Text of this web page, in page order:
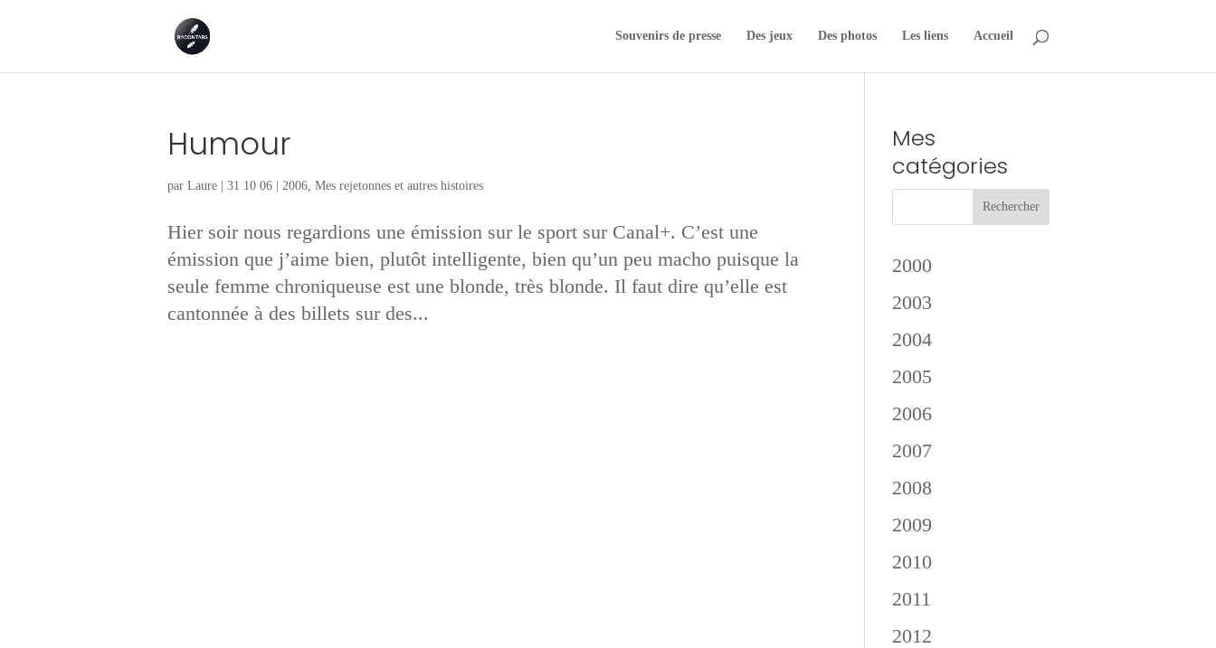
Souvenirs de presse Des jeux Des photos Les liens Accueil
Humour
par Laure| 31 10 06| 2006, Mes rejetonnes et autres histoires
Hier soir nous regardions une émission sur le sport sur Canal+. C’est une
émission que j’aime bien, plutôt intelligente, bien qu’un peu macho puisque la
seule femme chroniqueuse est une blonde, très blonde. Il faut dire qu’elle est
cantonnée à des billets sur des...
Mes
catégories
2000
2003
2004
2005
2006
2007
2008
2009
2010
2011
2012